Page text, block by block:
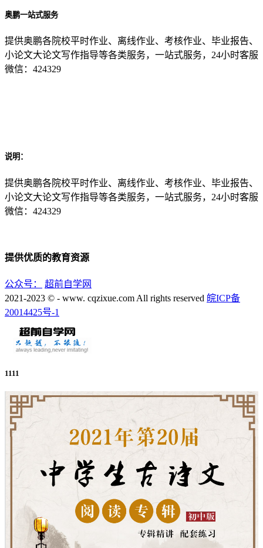
奥鹏一站式服务
提供奥鹏各院校平时作业、离线作业、考核作业、毕业报告、
小论文大论文写作指导等各类服务，一站式服务，24小时客服
微信：424329
说明：
提供奥鹏各院校平时作业、离线作业、考核作业、毕业报告、
小论文大论文写作指导等各类服务，一站式服务，24小时客服
微信：424329
提供优质的教育资源
公众号：
超前自学网
2021-2023 © - www. cqzixue.com All rights reserved 皖ICP备
20014425号-1
1111